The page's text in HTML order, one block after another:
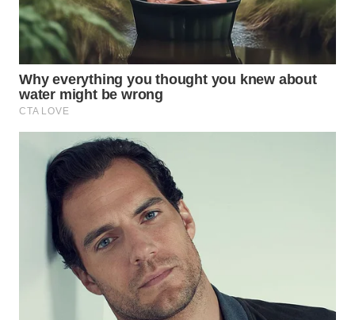
WAHANA
NEWS
WAHANA
TANI
ADVOKAT
WAHANA
INFRASTRUKTUR
WAHANA
KONSUMEN